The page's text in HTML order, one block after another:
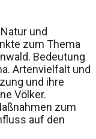
Geruch?
können
2023 .
°C zu
der
Artikel
CO₂-
Sektoren
&
dieser
und
zum Thema
Bedeutung
Artenvielfalt und
und ihre
Völker.
zum
auf den